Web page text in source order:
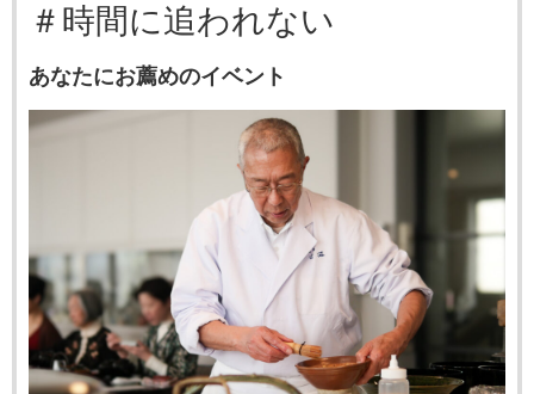
＃時間に追われない
あなたにお薦めのイベント